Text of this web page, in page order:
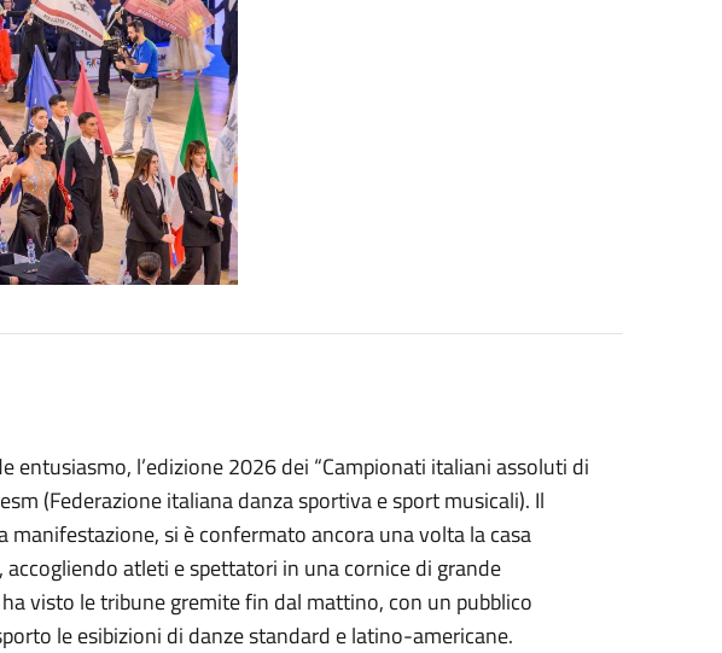
entusiasmo, l’edizione 2026 dei “Campionati italiani assoluti di
(Federazione italiana danza sportiva e sport musicali). Il
manifestazione, si è confermato ancora una volta la casa
atleti e spettatori in una cornice di grande
visto le tribune gremite fin dal mattino, con un pubblico
le esibizioni di danze standard e latino-americane.